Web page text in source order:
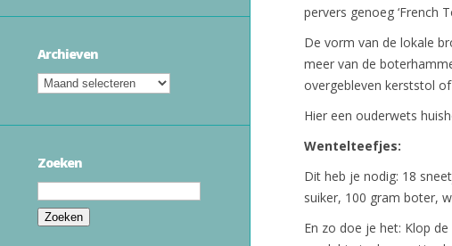
Archieven
Zoeken
pervers genoeg ‘French
De vorm van de lokale
meer van de
overgebleven kerststol
Hier een ouderwets
Wentelteefjes:
Dit heb je nodig: 18
suiker, 100 gram boter,
En zo doe je het: Klop